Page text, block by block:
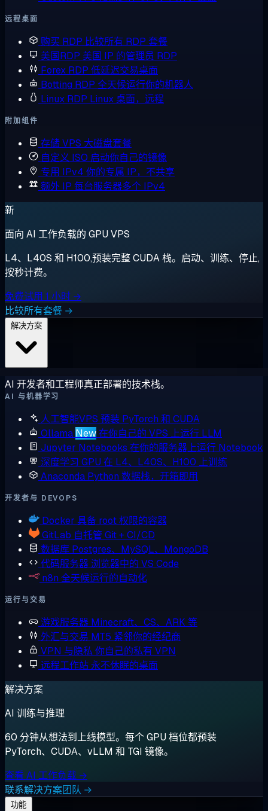
远程桌面
购买 RDP 比较所有 RDP 套餐
美国RDP 美国 IP 的管理员 RDP
Forex RDP 低延迟交易桌面
Botting RDP 全天候运行你的机器人
Linux RDP Linux 桌面，远程
附加组件
存储 VPS 大磁盘套餐
自定义 ISO 启动你自己的镜像
专用 IPv4 你的专属 IP，不共享
额外 IP 每台服务器多个 IPv4
新
面向 AI 工作负载的 GPU VPS
L4、L40S 和 H100,预装完整 CUDA 栈。启动、训练、停止,
按秒计费。
免费试用 1 小时 →
比较所有套餐 →
AI 开发者和工程师真正部署的技术栈。
AI 与机器学习
人工智能VPS 预装 PyTorch 和 CUDA
Ollama New在你自己的 VPS 上运行 LLM
Jupyter Notebooks 在你的服务器上运行 Notebook
深度学习 GPU 在 L4、L40S、H100 上训练
Anaconda Python 数据栈，开箱即用
开发者与 DEVOPS
Docker 具备 root 权限的容器
GitLab 自托管 Git + CI/CD
数据库 Postgres、MySQL、MongoDB
代码服务器 浏览器中的 VS Code
n8n 全天候运行的自动化
运行与交易
游戏服务器 Minecraft、CS、ARK 等
外汇与交易 MT5 紧邻你的经纪商
VPN 与隐私 你自己的私有 VPN
远程工作站 永不休眠的桌面
解决方案
AI 训练与推理
60 分钟从想法到上线模型。每个 GPU 档位都预装
PyTorch、CUDA、vLLM 和 TGI 镜像。
查看 AI 工作负载 →
联系解决方案团队 →